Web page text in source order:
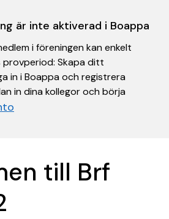
är inte aktiverad i Boappa
i föreningen kan enkelt
Skapa ditt
in i Boappa och registrera
in dina kollegor och börja
till Brf